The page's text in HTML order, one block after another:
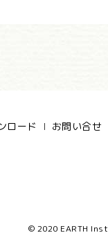
ロード
お問い合せ
© 2020 EARTH